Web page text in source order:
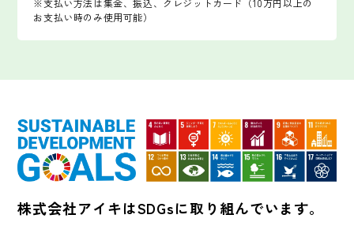
※支払い方法は集金、振込、クレジットカード（10万円以上の
お支払い時のみ使用可能）
株式会社アイキはSDGsに取り組んでいます。